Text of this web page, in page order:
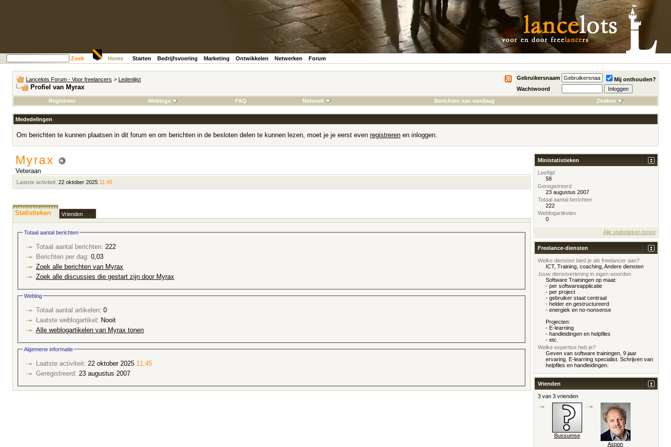
Zoek Home Starten Bedrijfsvoering Marketing Ontwikkelen Netwerken Forum
Lancelots Forum - Voor freelancers > Ledenlijst
Profiel van Myrax
Gebruikersnaam
Mij onthouden?
Wachtwoord
Registreer
Weblogs FAQ Netwerk Berichten van vandaag Zoeken
Mededelingen
Om berichten te kunnen plaatsen in dit forum en om berichten in de besloten delen te kunnen lezen, moet je je eerst even registreren en inloggen.
Myrax
Veteraan
Laatste activiteit: 22 oktober 2025 11:45
Statistieken Vrienden
Totaal aantal berichten
Totaal aantal berichten: 222
Berichten per dag: 0,03
Zoek alle berichten van Myrax
Zoek alle discussies die gestart zijn door Myrax
Weblog
Totaal aantal artikelen: 0
Laatste weblogartikel
: Nooit
Alle weblogartikelen van Myrax tonen
Algemene informatie
Laatste activiteit: 22 oktober 2025 11:45
Geregistreerd: 23 augustus 2007
Ministatistieken
Leeftijd
58
Geregistreerd
23 augustus 2007
Totaal aantal berichten
222
Weblogartikelen
0
Alle statistieken tonen
Freelance-diensten
Welke diensten bied je als freelancer aan?
ICT, Training, coaching, Andere diensten
Jouw dienstverlening in eigen woorden
Software Trainingen op maat:
- per softwareapplicatie
- per project
- gebruiker staat centraal
- helder en gestructureerd
- energiek en no-nonsense
Projecten:
- E-learning
- handleidingen en helpfiles
- etc.
Welke expertise heb je?
Geven van software trainingen, 9 jaar
ervaring. E-learning specialist. Schrijven van
helpfiles en handleidingen.
Vrienden
3 van 3 vrienden
Bussumse
Aspon